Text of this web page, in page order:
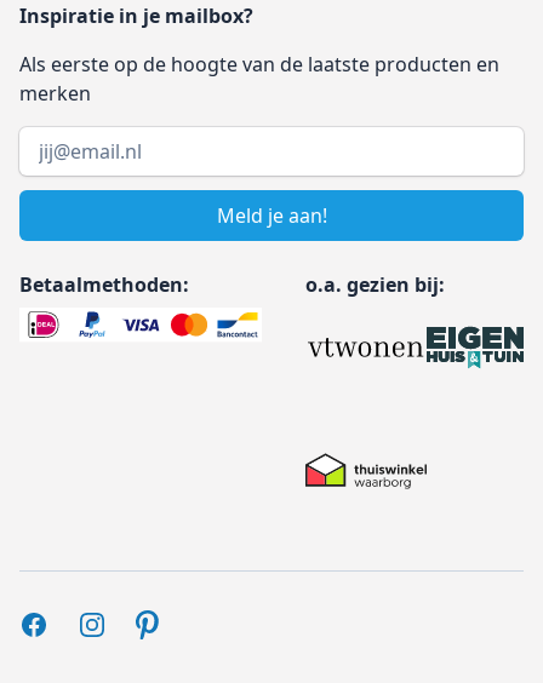
Inspiratie in je mailbox?
Als eerste op de hoogte van de laatste producten en
merken
Email address
Meld je aan!
Betaalmethoden: o.a. gezien bij:
FacebookInstagramPinterest